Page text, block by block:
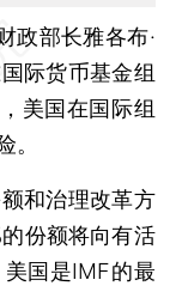
部长雅各布·
际货币基金组
美国在国际组
。
和治理改革方
份额将向有活
国是IMF的最